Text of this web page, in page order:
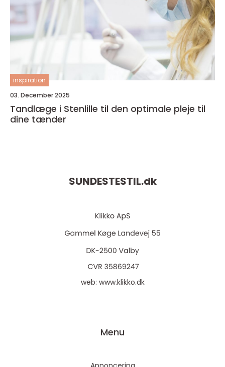
inspiration
03. December 2025
Tandlæge i Stenlille til den optimale pleje til
dine tænder
SUNDESTESTIL.dk
web: www.klikko.dk
Menu